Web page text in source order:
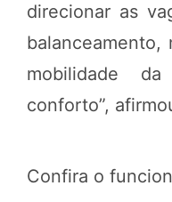
direcionar as
balanceamento,
mobilidade
conforto”,
Confira o